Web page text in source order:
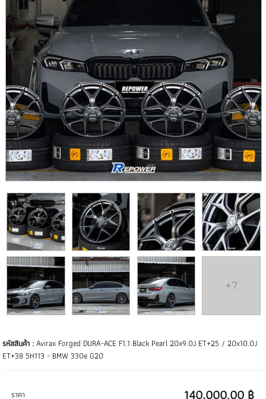
+7
รหัสสินค้า :Avirax Forged DURA-ACE F1.1 Black Pearl 20x9.0J ET+25 / 20x10.0J
ET+38 5H113 - BMW 330e G20
ราคา 140,000.00 ฿